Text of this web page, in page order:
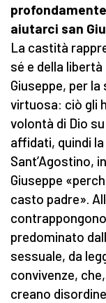
aiutarci san
La castità
sé e della libertà
Giuseppe, per
virtuosa: ciò gli
volontà di Dio
affidati, quindi
Sant’Agostino,
Giuseppe
casto padre».
predominato
sessuale, da
convivenze,
creano